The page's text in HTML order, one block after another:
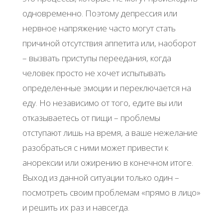
одновременно. Поэтому депрессия или
нервное напряжение часто могут стать
причиной отсутствия аппетита или, наоборот
– вызвать приступы переедания, когда
человек просто не хочет испытывать
определенные эмоции и переключается на
еду. Но независимо от того, едите вы или
отказываетесь от пищи – проблемы
отступают лишь на время, а ваше нежелание
разобраться с ними может привести к
анорексии или ожирению в конечном итоге.
Выход из данной ситуации только один –
посмотреть своим проблемам «прямо в лицо»
и решить их раз и навсегда.